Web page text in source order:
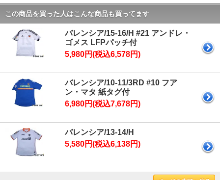
この商品を買った人はこんな商品も買ってます
バレンシア/15-16/H #21 アンドレ・
ゴメス LFPパッチ付
5,980円(税込6,578円)
バレンシア/10-11/3RD #10 フア
ン・マタ 紙タグ付
6,980円(税込7,678円)
バレンシア/13-14/H
5,580円(税込6,138円)